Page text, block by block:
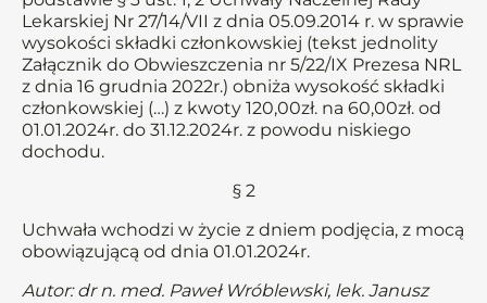
Lekarskiej Nr 27/14/VII z dnia 05.09.2014 r. w sprawie
wysokości składki członkowskiej (tekst jednolity
Załącznik do Obwieszczenia nr 5/22/IX Prezesa NRL
z dnia 16 grudnia 2022r.) obniża wysokość składki
członkowskiej (…) z kwoty 120,00zł. na 60,00zł. od
01.01.2024r. do 31.12.2024r. z powodu niskiego
dochodu.
§ 2
Uchwała wchodzi w życie z dniem podjęcia, z mocą
obowiązującą od dnia 01.01.2024r.
Autor: dr n. med. Paweł Wróblewski, lek. Janusz